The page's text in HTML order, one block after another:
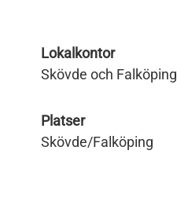
Lokalkontor
Skövde och Falköping
Platser
Skövde/Falköping